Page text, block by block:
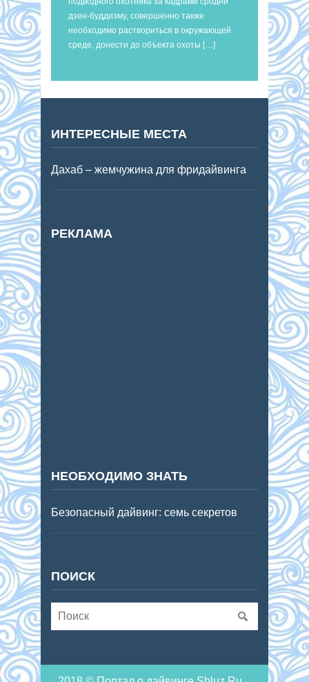
дзен-буддизму, совершенно также
необходимо раствориться в окружающей
среде, донести до объекта охоты […]
ИНТЕРЕСНЫЕ МЕСТА
Дахаб – жемчужина для фридайвинга
РЕКЛАМА
НЕОБХОДИМО ЗНАТЬ
Безопасный дайвинг: семь секретов
ПОИСК